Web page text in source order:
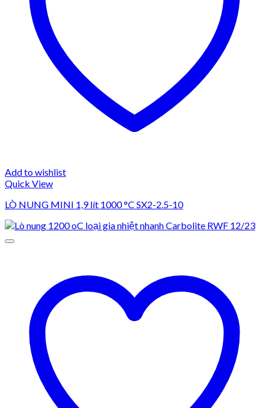
Add to wishlist
Quick View
LÒ NUNG MINI 1,9 lít 1000 °C SX2-2.5-10